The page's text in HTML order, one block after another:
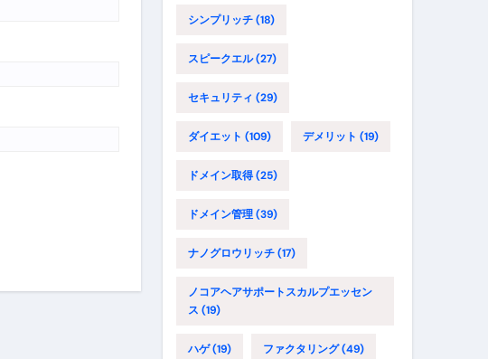
シンプリッチ(18)
スピークエル(27)
セキュリティ (29)
ダイエット (109) デメリット (19)
ドメイン取得(25)
ドメイン管理(39)
ナノグロウリッチ(17)
ノコアヘアサポートスカルプエッセン
ス (19)
ハゲ(19) ファクタリング(49)